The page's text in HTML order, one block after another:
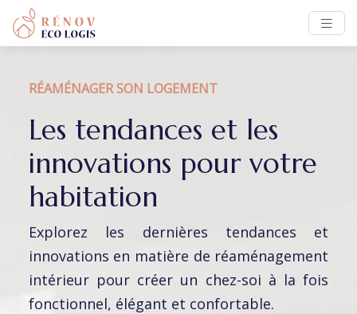
RÉAMÉNAGER SON LOGEMENT
Les tendances et les
innovations pour votre
habitation
Explorez les dernières tendances et
innovations en matière de réaménagement
intérieur pour créer un chez-soi à la fois
fonctionnel, élégant et confortable.